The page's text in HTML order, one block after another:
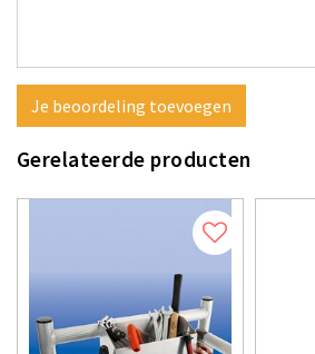
Je beoordeling toevoegen
Gerelateerde producten